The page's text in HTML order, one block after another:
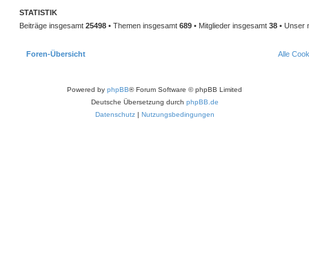
STATISTIK
Beiträge insgesamt 25498 • Themen insgesamt 689 • Mitglieder insgesamt 38 • Unser
Foren-Übersicht Alle
Powered by phpBB® Forum Software © phpBB Limited
Deutsche Übersetzung durch phpBB.de
Datenschutz | Nutzungsbedingungen